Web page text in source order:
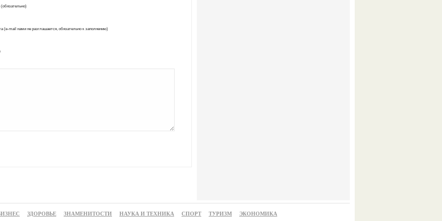
(e-mail нами не разглашается, обязательно к заполнению)
ЗДОРОВЬЕ ЗНАМЕНИТОСТИ НАУКА И ТЕХНИКА СПОРТ ТУРИЗМ ЭКОНОМИКА